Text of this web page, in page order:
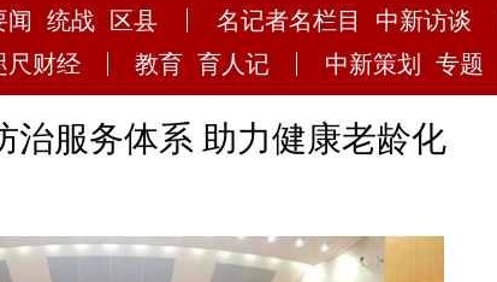
闻 统战 区县 名记者名栏目 中新访谈
尺财经 教育 育人记 中新策划 专题
治服务体系 助力健康老龄化